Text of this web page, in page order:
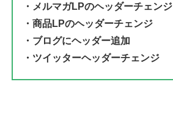
・メルマガLPのヘッダーチェンジ
・商品LPのヘッダーチェンジ
・ブログにヘッダー追加
・ツイッターヘッダーチェンジ